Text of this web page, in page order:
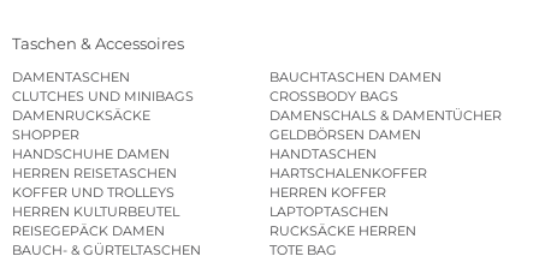
Taschen & Accessoires
DAMENTASCHEN
BAUCHTASCHEN DAMEN
CLUTCHES UND MINIBAGS
CROSSBODY BAGS
DAMENRUCKSÄCKE
DAMENSCHALS & DAMENTÜCHER
SHOPPER
GELDBÖRSEN DAMEN
HANDSCHUHE DAMEN
HANDTASCHEN
HERREN REISETASCHEN
HARTSCHALENKOFFER
KOFFER UND TROLLEYS
HERREN KOFFER
HERREN KULTURBEUTEL
LAPTOPTASCHEN
REISEGEPÄCK DAMEN
RUCKSÄCKE HERREN
BAUCH- & GÜRTELTASCHEN
TOTE BAG